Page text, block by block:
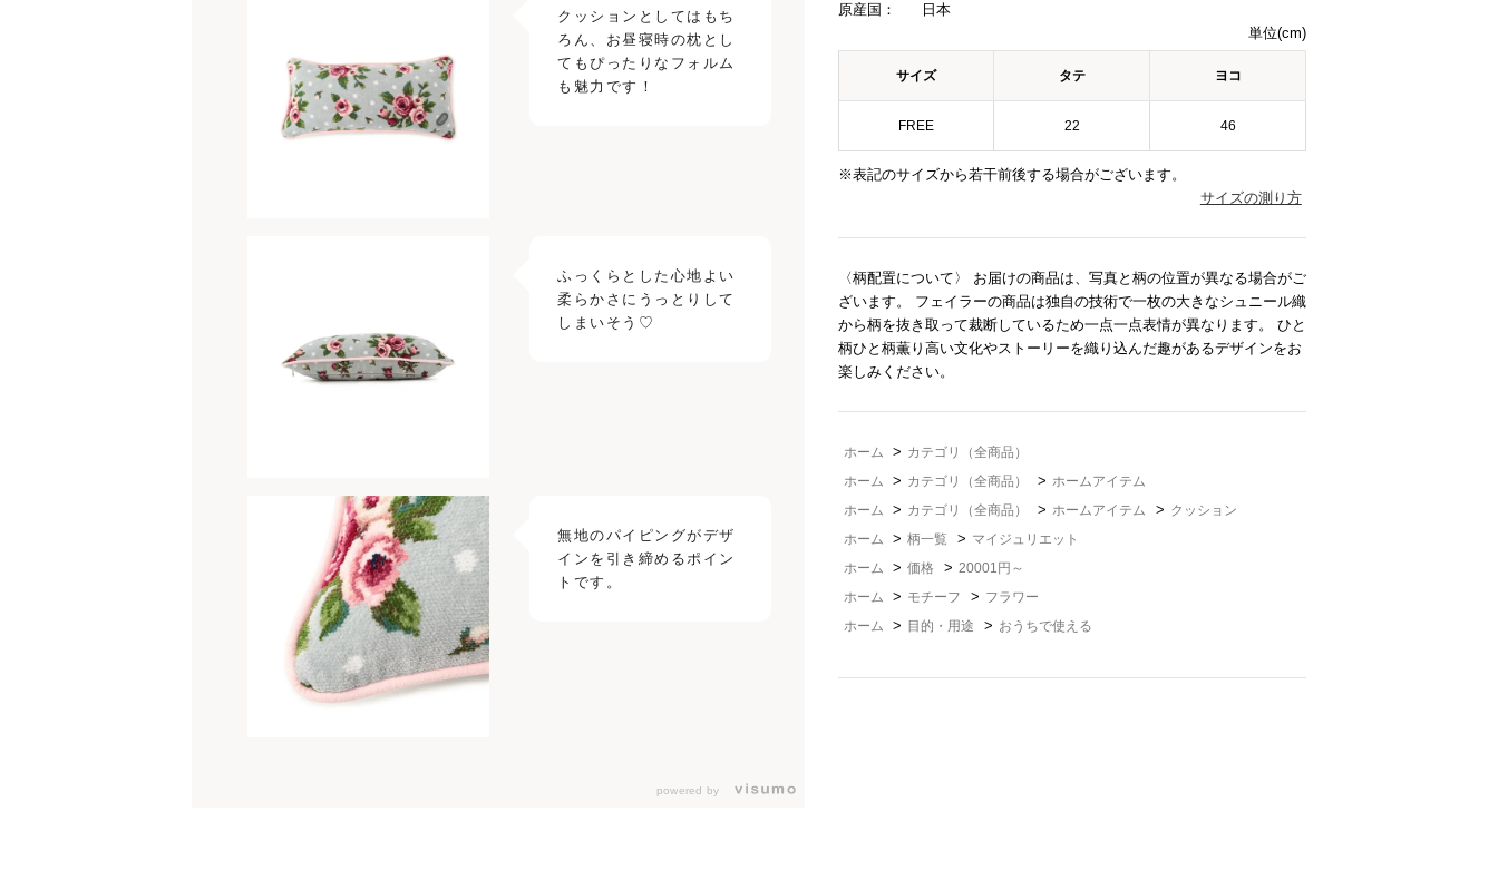
クッションとしてはもち
ろん、お昼寝時の枕とし
てもぴったりなフォルム
も魅力です！
ふっくらとした心地よい
柔らかさにうっとりして
無地のパイピングがデザ
インを引き締めるポイン
powered by
原産国：
日本
単位(cm)
サイズ タテ ヨコ
FREE 22 46
※表記のサイズから若干前後する場合がございます。
サイズの測り方
〈柄配置について〉 お届けの商品は、写真と柄の位置が異なる場合がご
ざいます。 フェイラーの商品は独自の技術で一枚の大きなシュニール織
から柄を抜き取って裁断しているため一点一点表情が異なります。 ひと
柄ひと柄薫り高い文化やストーリーを織り込んだ趣があるデザインをお
楽しみください。
ホーム > カテゴリ（全商品）
ホーム
> カテゴリ（全商品） > ホームアイテム
ホーム
> カテゴリ（全商品） > ホームアイテム > クッション
ホーム
> 柄一覧 > マイジュリエット
ホーム
> 価格 > 20001円～
ホーム
> モチーフ > フラワー
ホーム
> 目的・用途 > おうちで使える